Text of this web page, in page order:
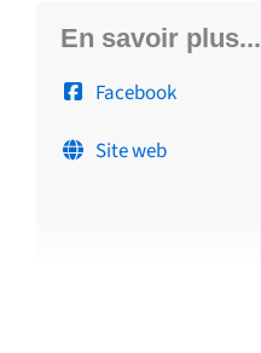
En savoir plus...
Facebook
Site web